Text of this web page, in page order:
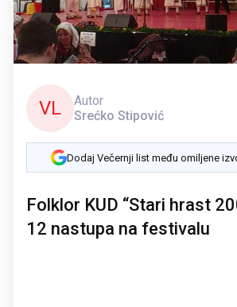
VL
Autor
Srećko Stipović
Dodaj Večernji list među omiljene
Folklor KUD “Stari hrast
12 nastupa na festivalu